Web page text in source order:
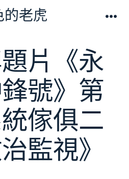
的老虎
片《永
號》第
傢俱二
監視》